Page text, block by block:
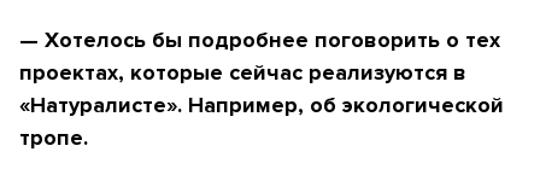
— Хотелось бы подробнее поговорить о тех
проектах, которые сейчас реализуются в
«Натуралисте». Например, об экологической
тропе.